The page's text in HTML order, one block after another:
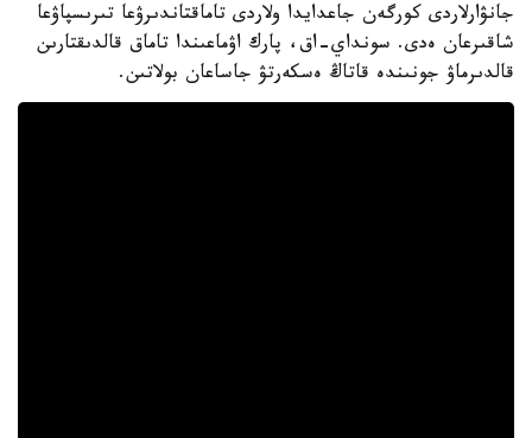
جانۋارلاردى كورگەن جاعدايدا ولاردى تاماقتاندىرۋعا تىرىسپاۋعا
شاقىرعان ەدى. سونداي-اق، پارك اۋماعىندا تاماق قالدىقتارىن
قالدىرماۋ جونىندە قاتاڭ ەسكەرتۋ جاساعان بولاتىن.